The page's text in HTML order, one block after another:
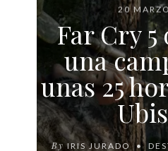
20
Far Cry
una
unas 25
By IRIS JURADO